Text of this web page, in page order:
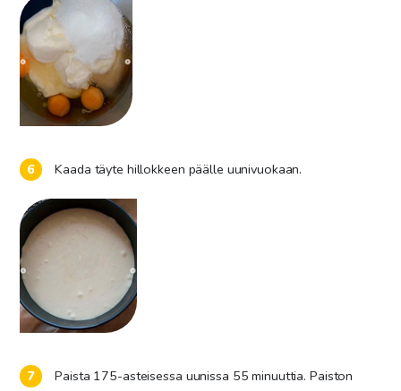
Kaada täyte hillokkeen päälle uunivuokaan.
Paista 175-asteisessa uunissa 55 minuuttia. Paiston